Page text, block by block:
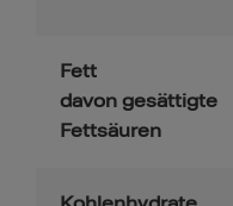
Fett
davon gesättigte
Fettsäuren